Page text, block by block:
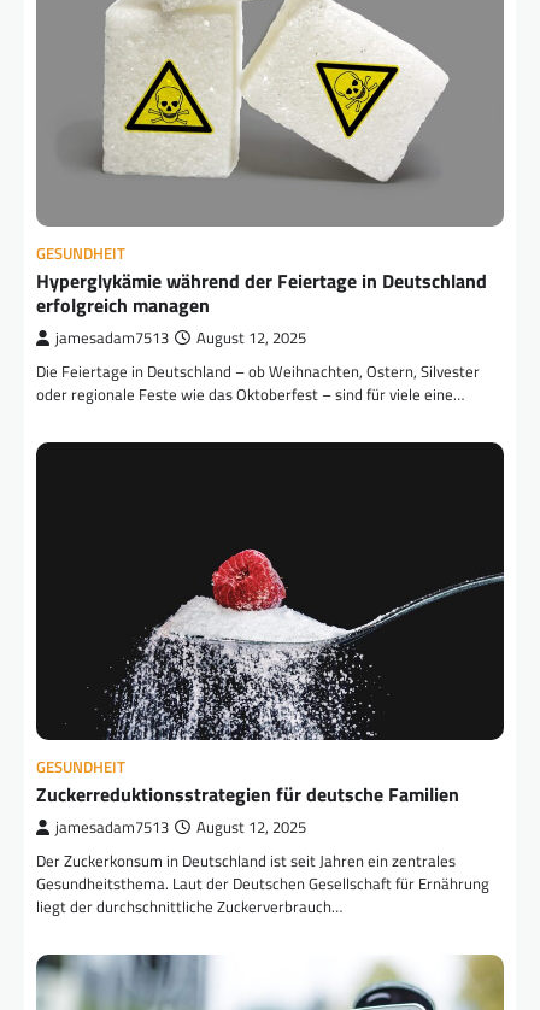
GESUNDHEIT
Hyperglykämie während der Feiertage in Deutschland
erfolgreich managen
jamesadam7513 August 12, 2025
Die Feiertage in Deutschland – ob Weihnachten, Ostern, Silvester
oder regionale Feste wie das Oktoberfest – sind für viele eine…
GESUNDHEIT
Zuckerreduktionsstrategien für deutsche Familien
jamesadam7513 August 12, 2025
Der Zuckerkonsum in Deutschland ist seit Jahren ein zentrales
Gesundheitsthema. Laut der Deutschen Gesellschaft für Ernährung
liegt der durchschnittliche Zuckerverbrauch…